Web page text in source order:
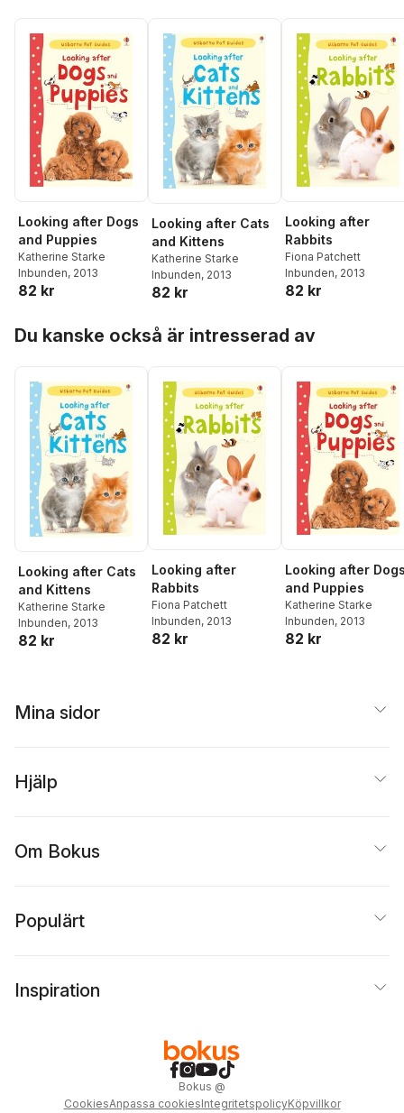
Looking after Dogs
and Puppies
Katherine Starke
Inbunden, 2013
82 kr
Looking after Cats
and Kittens
Katherine Starke
Inbunden, 2013
82 kr
Looking after
Rabbits
Fiona Patchett
Inbunden, 2013
82 kr
Du kanske också är intresserad av
Looking after Cats
and Kittens
Katherine Starke
Inbunden, 2013
82 kr
Looking after
Rabbits
Fiona Patchett
Inbunden, 2013
82 kr
Looking after
and Puppies
Katherine Starke
Inbunden, 2013
82 kr
Mina sidor
Hjälp
Om Bokus
Populärt
Inspiration
Bokus @
CookiesAnpassa cookiesIntegritetspolicyKöpvillkor